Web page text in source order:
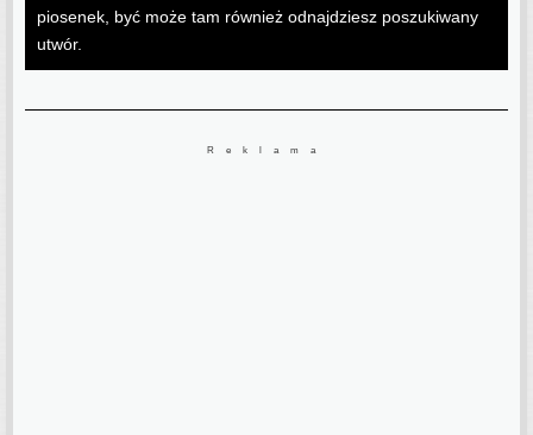
piosenek, być może tam również odnajdziesz poszukiwany
utwór.
Reklama